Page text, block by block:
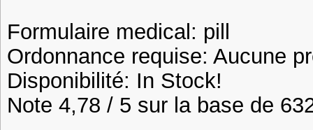
Formulaire medical: pill
Ordonnance requise: Aucune
Disponibilité: In Stock!
Note 4,78 / 5 sur la base de